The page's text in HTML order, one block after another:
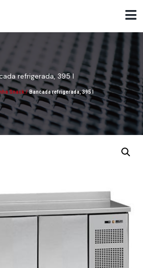
refrigerada, 395 l
Snack / Bancada refrigerada, 395 l